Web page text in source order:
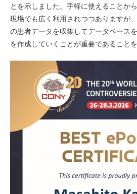
とを示しました。手軽に使えることか
現場でも広く利用されつつありますが
の患者データを収集してデータベース
を作成していくことが重要であること